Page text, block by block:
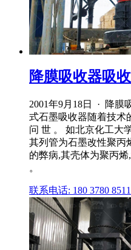
降膜吸收器吸
2001年9月18日 · 降膜
式石墨吸收器随着技术
问 世 。 如北京化工大
其列管为石墨改性聚丙
的弊病,其壳体为聚丙
。
联系电话: 180 3780 8511